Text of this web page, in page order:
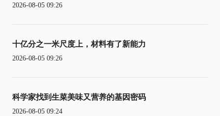
2026-08-05 09:26
十亿分之一米尺度上，材料有了新能力
2026-08-05 09:26
科学家找到生菜美味又营养的基因密码
2026-08-05 09:24